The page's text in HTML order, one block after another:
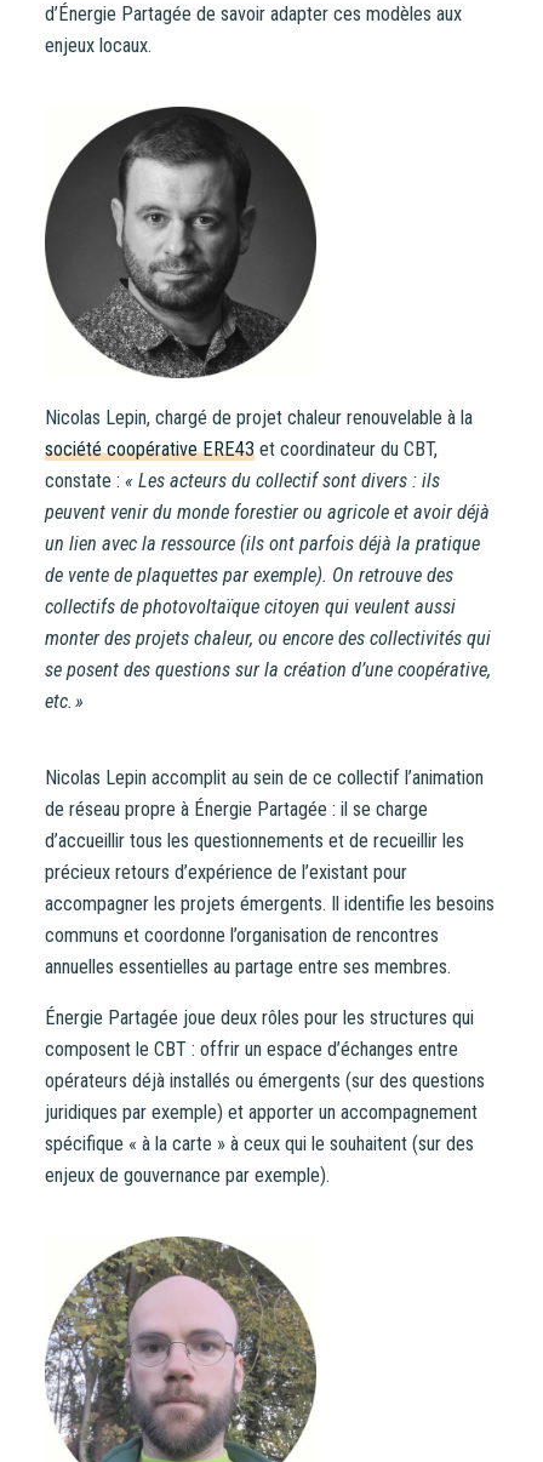
d’Énergie Partagée de savoir adapter ces modèles aux
enjeux locaux.
Nicolas Lepin, chargé de projet chaleur renouvelable à la
société coopérative ERE43et coordinateur du CBT,
constate : « Les acteurs du collectif sont divers : ils
peuvent venir du monde forestier ou agricole et avoir déjà
un lien avec la ressource (ils ont parfois déjà la pratique
de vente de plaquettes par exemple). On retrouve des
collectifs de photovoltaïque citoyen qui veulent aussi
monter des projets chaleur, ou encore des collectivités qui
se posent des questions sur la création d’une coopérative,
etc. »
Nicolas Lepin accomplit au sein de ce collectif l’animation
de réseau propre à Énergie Partagée : il se charge
d’accueillir tous les questionnements et de recueillir les
précieux retours d’expérience de l’existant pour
accompagner les projets émergents. Il identifie les besoins
communs et coordonne l’organisation de rencontres
annuelles essentielles au partage entre ses membres.
Énergie Partagée joue deux rôles pour les structures qui
composent le CBT : offrir un espace d’échanges entre
opérateurs déjà installés ou émergents (sur des questions
juridiques par exemple) et apporter un accompagnement
spécifique « à la carte » à ceux qui le souhaitent (sur des
enjeux de gouvernance par exemple).